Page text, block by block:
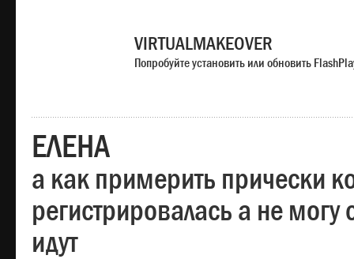
VIRTUALMAKEOVER
Попробуйте установить или обновить
ЕЛЕНА
а как примерить прически
регистрировалась а не
идут